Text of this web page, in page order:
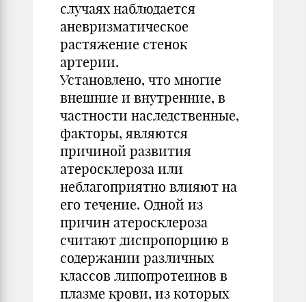
случаях наблюдается
аневризматическое
растяжение стенок
артерии.
Установлено, что многие
внешние и внутренние, в
частности наследственные,
факторы, являются
причиной развития
атеросклероза или
неблагоприятно влияют на
его течение. Одной из
причин атеросклероза
считают диспропорцию в
содержании различных
классов липопротеинов в
плазме крови, из которых